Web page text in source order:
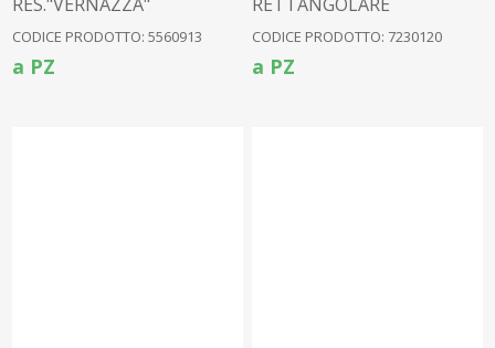
CODICE PRODOTTO: 5560913
a PZ
CODICE PRODOTTO: 7230120
a PZ